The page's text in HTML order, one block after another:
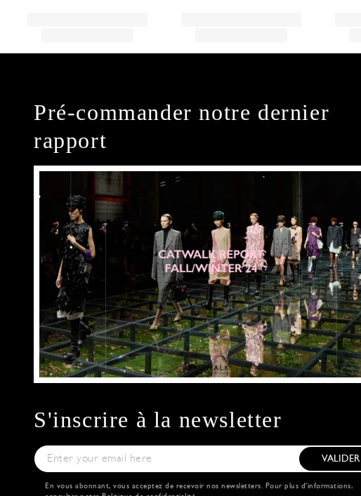
Pré-commander notre dernier
rapport
S'inscrire à la newsletter
VALIDER
En vous abonnant, vous acceptez de recevoir nos newsletters. Pour plus d'informations,